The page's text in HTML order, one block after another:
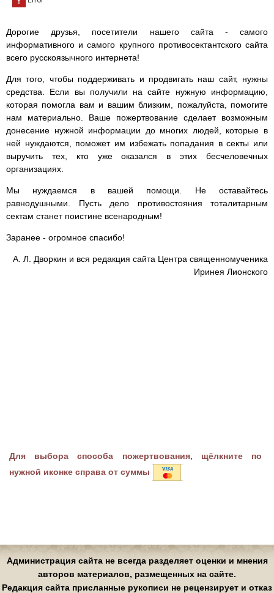
Дорогие друзья, посетители нашего сайта - самого
информативного и самого крупного противосектантского сайта
всего русскоязычного интернета!
Для того, чтобы поддерживать и продвигать наш сайт, нужны
средства. Если вы получили на сайте нужную информацию,
которая помогла вам и вашим близким, пожалуйста, помогите
нам материально. Ваше пожертвование сделает возможным
донесение нужной информации до многих людей, которые в
ней нуждаются, поможет им избежать попадания в секты или
выручить тех, кто уже оказался в этих бесчеловечных
организациях.
Мы нуждаемся в вашей помощи. Не оставайтесь
равнодушными. Пусть дело противостояния тоталитарным
сектам станет поистине всенародным!
Заранее - огромное спасибо!
А. Л. Дворкин и вся редакция сайта Центра священномученика
Иринея Лионского
Для выбора способа пожертвования, щёлкните по
нужной иконке справа от суммы
Администрация сайта не всегда разделяет оценки и мнения
авторов материалов, размещенных на сайте.
Редакция сайта присланные рукописи не рецензирует и отказ